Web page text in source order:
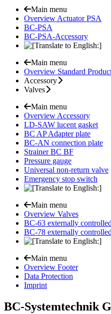
Main menu
Overview Actuator PSA
BC-PSA
BC-PSA-Accessory
Main menu
Overview Standard
Accessory
Valves
Main menu
Overview Accessory
LD-SAW lucent gasket
BC AP Adapter plate
BC-AN connection plate
Strainer BC BF
Pressure gauge
Universal non-return valve
Emergency stop switch
Main menu
Overview Valves
BC-63 externally
BC-78 externally
Main menu
Overview Footer
Data Protection
Imprint
BC-System­tech­nik